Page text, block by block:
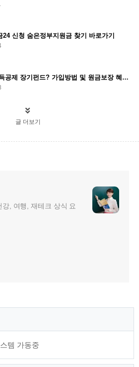
24 신청 숨은정부지원금 찾기 바로가기
청년형 소득공제 장기펀드? 가입방법 및 원금보장 혜택 여부 총정리
글 더보기
, 여행, 재테크 상식 요
템 가동중